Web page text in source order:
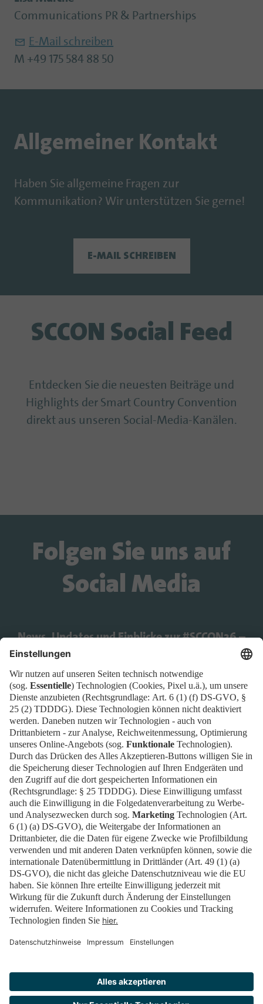
Communications PR & Partnerships
E-Mail schreiben
M +49 175 584 88 50
Allgemeiner Kontakt
Haben Sie allgemeine Fragen zur
Kommunikation? Wir unterstützen Sie gerne!
E-MAIL SCHREIBEN
SCCON Social Feed
Entdecken Sie die neuesten Beiträge und
Highlights der Smart Country Convention
direkt aus unseren Social-Media-Kanälen.
Folgen Sie uns auf
Social Media
News, Updates und Einblicke zur #SCCON26 –
TicketsNewsblog
EN
KontaktFAQDownloadsNewsletterImpressum
DatenschutzCookies
Erklärung zur BarrierefreiheitBarrierefrei